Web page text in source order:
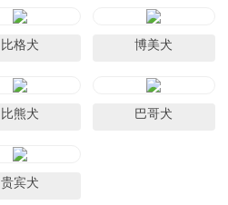
比格犬 博美犬
比熊犬 巴哥犬
贵宾犬